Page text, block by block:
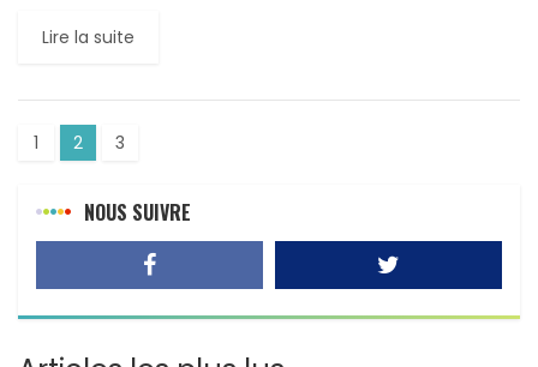
Lire la suite
1 2 3
NOUS SUIVRE